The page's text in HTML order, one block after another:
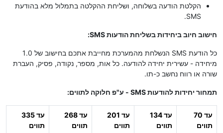
הקלטת הודעה בשלוחה, ושליחת ההקלטה בתמלול מלא בהודעת
SMS.
חישוב חיוב ביחידות בשליחת הודעות SMS:
כל הודעת SMS הנשלחת מהמערכת מחייבת אתכם בחישוב של 1.0
מיחידה - עשירית יחידה להודעה. כל אות, מספר, נקודה, פסיק, העברת
שורה או רווח נחשב כ-תו.
תמחור יחידות להודעות SMS - ע"פ חלוקה לתווים:
עד 70
תווים
עד 134
תווים
עד 201
תווים
עד 268
תווים
עד 335
תווים